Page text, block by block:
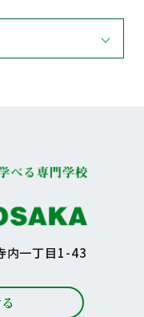
内一丁目1-43